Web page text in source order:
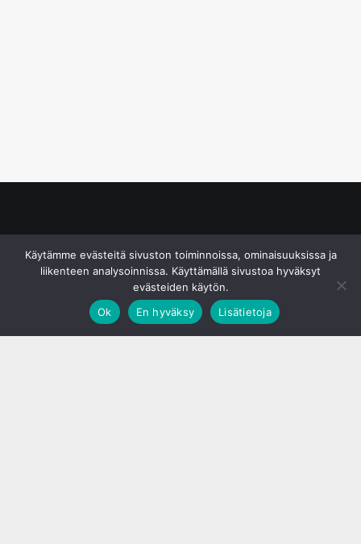
Käytämme evästeitä sivuston toiminnoissa, ominaisuuksissa ja
liikenteen analysoinnissa. Käyttämällä sivustoa hyväksyt
evästeiden käytön.
Ok
En hyväksy Lisätietoja